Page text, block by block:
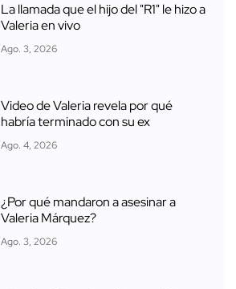
La llamada que el hijo del "R1" le hizo a
Valeria en vivo
Ago. 3, 2026
Video de Valeria revela por qué
habría terminado con su ex
Ago. 4, 2026
¿Por qué mandaron a asesinar a
Valeria Márquez?
Ago. 3, 2026